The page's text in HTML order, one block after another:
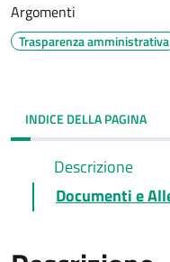
Argomenti
Trasparenza amministrativa
INDICE DELLA PAGINA
Descrizione
Documenti e